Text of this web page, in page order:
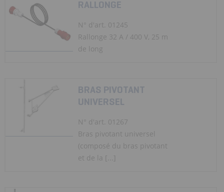
RALLONGE
N° d'art. 01245
Rallonge 32 A / 400 V, 25 m
de long
BRAS PIVOTANT
UNIVERSEL
N° d'art. 01267
Bras pivotant universel
(composé du bras pivotant
et de la [...]